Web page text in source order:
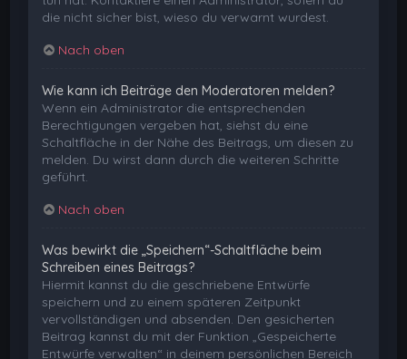
die nicht sicher bist, wieso du verwarnt wurdest.
Nach oben
Wie kann ich Beiträge den Moderatoren melden?
Wenn ein Administrator die entsprechenden
Berechtigungen vergeben hat, siehst du eine
Schaltfläche in der Nähe des Beitrags, um diesen zu
melden. Du wirst dann durch die weiteren Schritte
geführt.
Nach oben
Was bewirkt die „Speichern“-Schaltfläche beim
Schreiben eines Beitrags?
Hiermit kannst du die geschriebene Entwürfe
speichern und zu einem späteren Zeitpunkt
vervollständigen und absenden. Den gesicherten
Beitrag kannst du mit der Funktion „Gespeicherte
Entwürfe verwalten“ in deinem persönlichen Bereich